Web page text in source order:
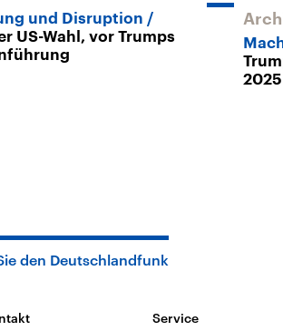
und Disruption
US-Wahl, vor Trumps
2025
den Deutschlandfunk
Service